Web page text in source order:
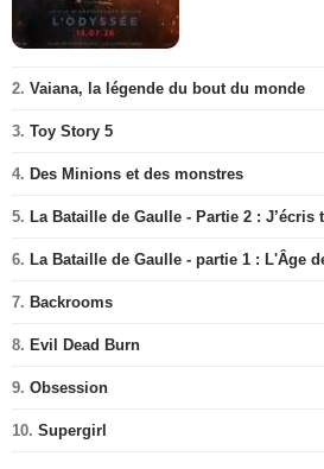
2. Vaiana, la légende du bout du monde
3. Toy Story 5
4. Des Minions et des monstres
5. La Bataille de Gaulle - Partie 2 : J’écris
6. La Bataille de Gaulle - partie 1 : L'Âge
7. Backrooms
8. Evil Dead Burn
9. Obsession
10. Supergirl